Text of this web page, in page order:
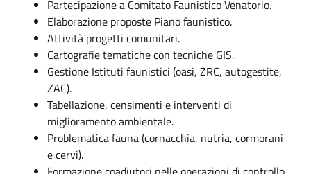
Partecipazione a Comitato Faunistico Venatorio.
Elaborazione proposte Piano faunistico.
Attività progetti comunitari.
Cartografie tematiche con tecniche GIS.
Gestione Istituti faunistici (oasi, ZRC, autogestite,
ZAC).
Tabellazione, censimenti e interventi di
miglioramento ambientale.
Problematica fauna (cornacchia, nutria, cormorani
e cervi).